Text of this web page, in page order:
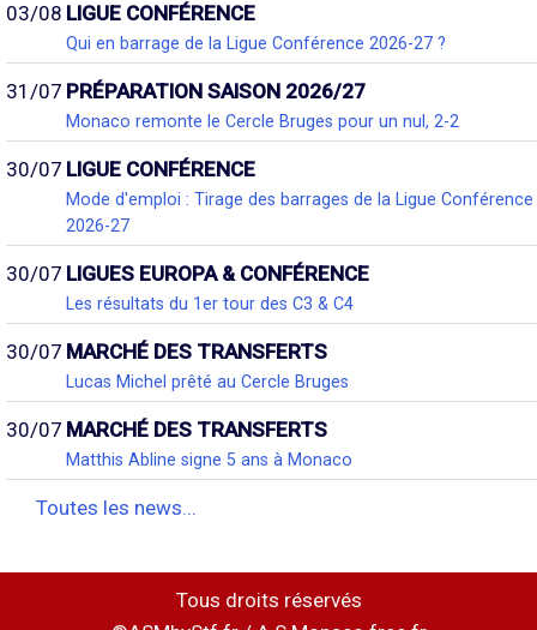
03/08 LIGUE CONFÉRENCE
Qui en barrage de la Ligue Conférence 2026-27 ?
31/07 PRÉPARATION SAISON 2026/27
Monaco remonte le Cercle Bruges pour un nul, 2-2
30/07 LIGUE CONFÉRENCE
Mode d'emploi : Tirage des barrages de la Ligue Conférence
2026-27
30/07 LIGUES EUROPA & CONFÉRENCE
Les résultats du 1er tour des C3 & C4
30/07 MARCHÉ DES TRANSFERTS
Lucas Michel prêté au Cercle Bruges
30/07 MARCHÉ DES TRANSFERTS
Matthis Abline signe 5 ans à Monaco
Toutes les news...
Tous droits réservés